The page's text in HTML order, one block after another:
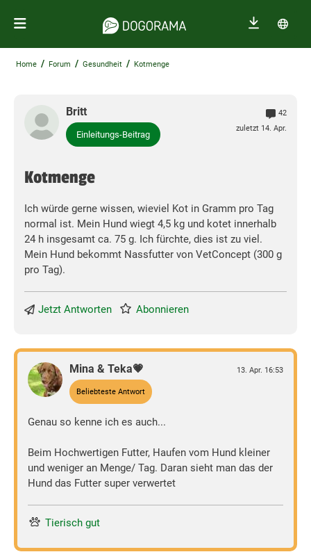
Home / Forum / Gesundheit / Kotmenge
Britt
Einleitungs-Beitrag
42
zuletzt 14. Apr.
Kotmenge
Ich würde gerne wissen, wieviel Kot in Gramm pro Tag
normal ist. Mein Hund wiegt 4,5 kg und kotet innerhalb
24 h insgesamt ca. 75 g. Ich fürchte, dies ist zu viel.
Mein Hund bekommt Nassfutter von VetConcept (300 g
pro Tag).
Jetzt Antworten Abonnieren
Mina & Teka💗
Beliebteste Antwort
13. Apr. 16:53
Genau so kenne ich es auch...
Beim Hochwertigen Futter, Haufen vom Hund kleiner
und weniger an Menge/ Tag. Daran sieht man das der
Hund das Futter super verwertet
Tierisch gut